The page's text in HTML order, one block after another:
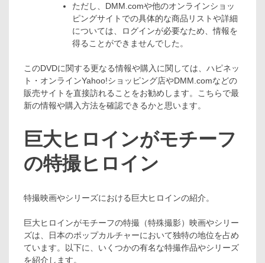
ただし、DMM.comや他のオンラインショッ
ピングサイトでの具体的な商品リストや詳細
については、ログインが必要なため、情報を
得ることができませんでした​​​​。
このDVDに関する更なる情報や購入に関しては、ハピネッ
ト・オンラインYahoo!ショッピング店やDMM.comなどの
販売サイトを直接訪れることをお勧めします。こちらで最
新の情報や購入方法を確認できるかと思います。
巨大ヒロインがモチーフ
の特撮ヒロイン
特撮映画やシリーズにおける巨大ヒロインの紹介。
巨大ヒロインがモチーフの特撮（特殊撮影）映画やシリー
ズは、日本のポップカルチャーにおいて独特の地位を占め
ています。以下に、いくつかの有名な特撮作品やシリーズ
を紹介します。